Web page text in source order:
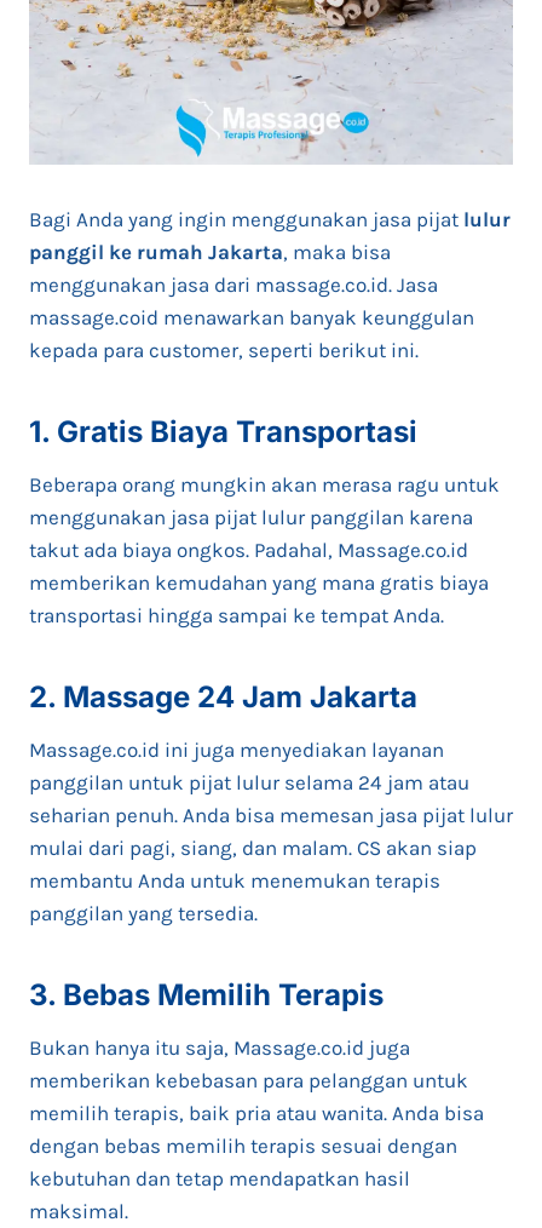
Bagi Anda yang ingin menggunakan jasa pijat lulur
panggil ke rumah Jakarta, maka bisa
menggunakan jasa dari massage.co.id. Jasa
massage.coid menawarkan banyak keunggulan
kepada para customer, seperti berikut ini.
1. Gratis Biaya Transportasi
Beberapa orang mungkin akan merasa ragu untuk
menggunakan jasa pijat lulur panggilan karena
takut ada biaya ongkos. Padahal, Massage.co.id
memberikan kemudahan yang mana gratis biaya
transportasi hingga sampai ke tempat Anda.
2. Massage 24 Jam Jakarta
Massage.co.id ini juga menyediakan layanan
panggilan untuk pijat lulur selama 24 jam atau
seharian penuh. Anda bisa memesan jasa pijat lulur
mulai dari pagi, siang, dan malam. CS akan siap
membantu Anda untuk menemukan terapis
panggilan yang tersedia.
3. Bebas Memilih Terapis
Bukan hanya itu saja, Massage.co.id juga
memberikan kebebasan para pelanggan untuk
memilih terapis, baik pria atau wanita. Anda bisa
dengan bebas memilih terapis sesuai dengan
kebutuhan dan tetap mendapatkan hasil
maksimal.